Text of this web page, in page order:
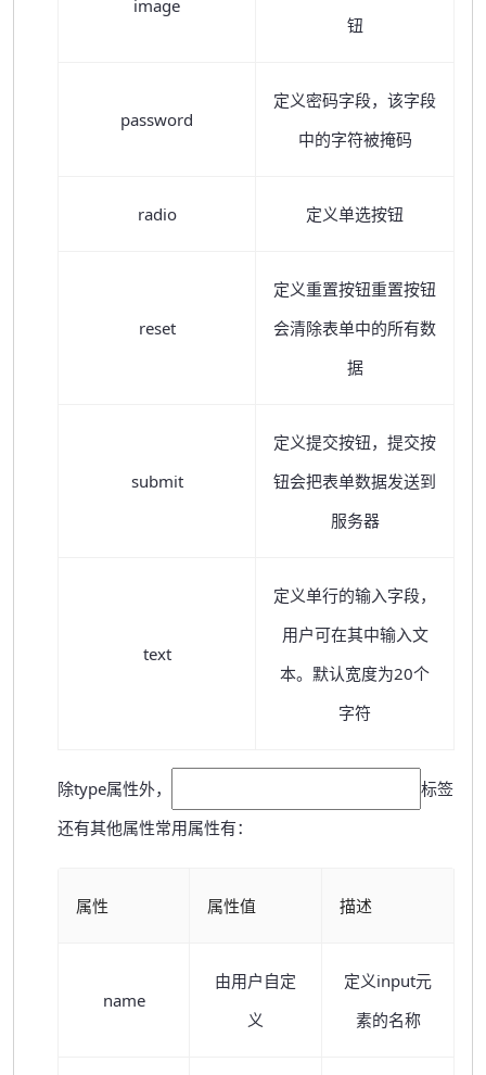
image
钮
password
定义密码字段，该字段
中的字符被掩码
radio 定义单选按钮
reset
定义重置按钮重置按钮
会清除表单中的所有数
据
submit
定义提交按钮，提交按
钮会把表单数据发送到
服务器
text
定义单行的输入字段，
用户可在其中输入文
本。默认宽度为20个
字符
除type属性外，
标签
还有其他属性常用属性有：
属性 属性值 描述
name
由用户自定
义
定义input元
素的名称